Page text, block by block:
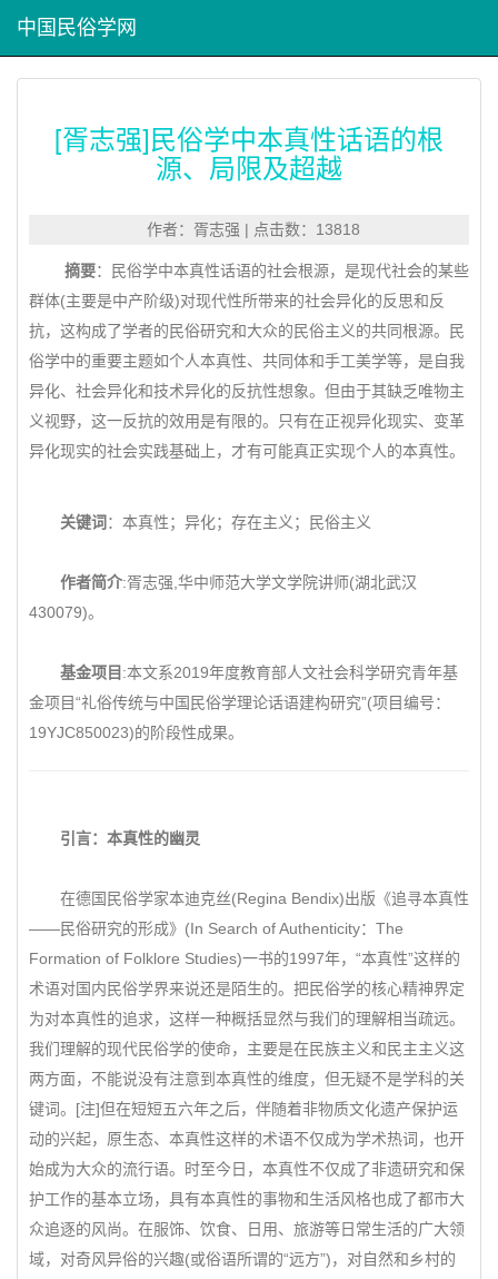
中国民俗学网
[胥志强]民俗学中本真性话语的根
源、局限及超越
作者：胥志强 | 点击数：13818
摘要：民俗学中本真性话语的社会根源，是现代社会的某些
群体(主要是中产阶级)对现代性所带来的社会异化的反思和反
抗，这构成了学者的民俗研究和大众的民俗主义的共同根源。民
俗学中的重要主题如个人本真性、共同体和手工美学等，是自我
异化、社会异化和技术异化的反抗性想象。但由于其缺乏唯物主
义视野，这一反抗的效用是有限的。只有在正视异化现实、变革
异化现实的社会实践基础上，才有可能真正实现个人的本真性。
关键词 ：本真性；异化；存在主义；民俗主义
作者简介:胥志强,华中师范大学文学院讲师(湖北武汉
430079)。
基金项目 :本文系2019年度教育部人文社会科学研究青年基
金项目“礼俗传统与中国民俗学理论话语建构研究”(项目编号：
19YJC850023)的阶段性成果。
引言：本真性的幽灵
在德国民俗学家本迪克丝(Regina Bendix)出版《追寻本真性
——民俗研究的形成》(In Search of Authenticity：The
Formation of Folklore Studies)一书的1997年，“本真性”这样的
术语对国内民俗学界来说还是陌生的。把民俗学的核心精神界定
为对本真性的追求，这样一种概括显然与我们的理解相当疏远。
我们理解的现代民俗学的使命，主要是在民族主义和民主主义这
两方面，不能说没有注意到本真性的维度，但无疑不是学科的关
键词。[注]但在短短五六年之后，伴随着非物质文化遗产保护运
动的兴起，原生态、本真性这样的术语不仅成为学术热词，也开
始成为大众的流行语。时至今日，本真性不仅成了非遗研究和保
护工作的基本立场，具有本真性的事物和生活风格也成了都市大
众追逐的风尚。在服饰、饮食、日用、旅游等日常生活的广大领
域，对奇风异俗的兴趣(或俗语所谓的“远方”)，对自然和乡村的